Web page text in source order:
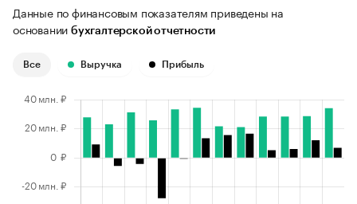
Данные по финансовым показателям приведены на
основании бухгалтерской отчетности
Все Выручка Прибыль